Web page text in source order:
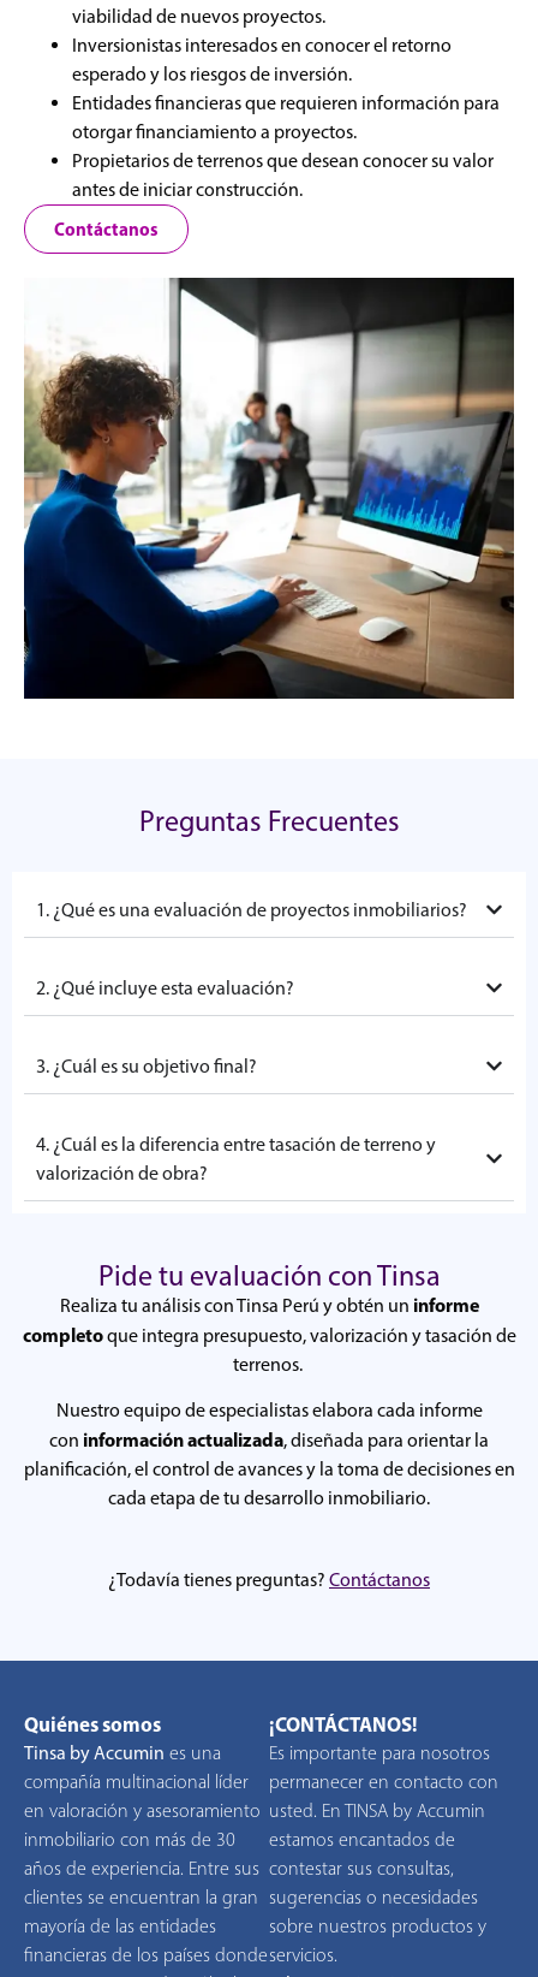
viabilidad de nuevos proyectos.
Inversionistas interesados en conocer el retorno
esperado y los riesgos de inversión.
Entidades financieras que requieren información para
otorgar financiamiento a proyectos.
Propietarios de terrenos que desean conocer su valor
antes de iniciar construcción.
Contáctanos
Preguntas Frecuentes
1. ¿Qué es una evaluación de proyectos inmobiliarios?
2. ¿Qué incluye esta evaluación?
3. ¿Cuál es su objetivo final?
4. ¿Cuál es la diferencia entre tasación de terreno y
valorización de obra?
Pide tu evaluación con Tinsa
Realiza tu análisis con Tinsa Perú y obtén un informe
completoque integra presupuesto, valorización y tasación de
terrenos.
Nuestro equipo de especialistas elabora cada informe
con información actualizada, diseñada para orientar la
planificación, el control de avances y la toma de decisiones en
cada etapa de tu desarrollo inmobiliario.
¿Todavía tienes preguntas? Contáctanos
Quiénes somos
Tinsa by Accumin es una
compañía multinacional líder
en valoración y asesoramiento
inmobiliario con más de 30
años de experiencia. Entre sus
clientes se encuentran la gran
mayoría de las entidades
financieras de los países donde
¡CONTÁCTANOS!
Es importante para nosotros
permanecer en contacto con
usted. En TINSA by Accumin
estamos encantados de
contestar sus consultas,
sugerencias o necesidades
sobre nuestros productos y
servicios.